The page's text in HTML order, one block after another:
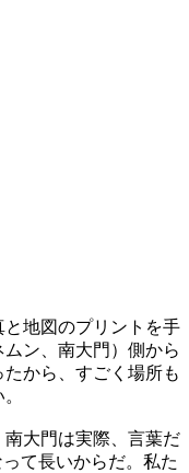
地図のプリントを手
ン、南大門）側から
から、すごく場所も
大門は実際、言葉だ
て長いからだ。私た